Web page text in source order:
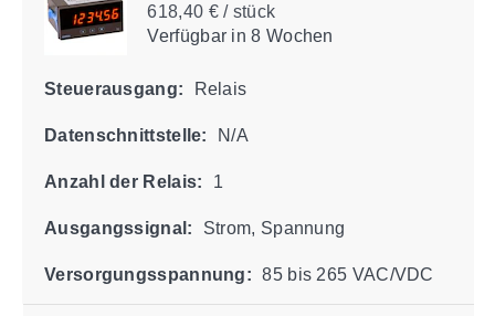
618,40 € / stück
Verfügbarin 8 Wochen
Steuerausgang: Relais
Datenschnittstelle: N/A
Anzahl der Relais: 1
Ausgangssignal: Strom, Spannung
Versorgungsspannung: 85 bis 265 VAC/VDC